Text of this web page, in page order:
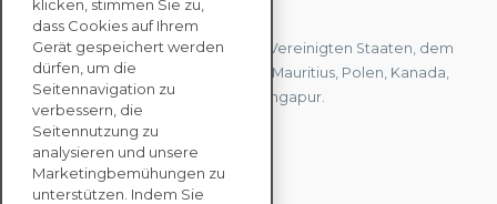
Wir haben Büros in Frankreich, den Vereinigten Staaten, dem
Vereinigten Königreich, Hongkong, Mauritius, Polen, Kanada,
Deutschland, Japan, Spanien und Singapur.
KONTAKTIEREN SIE
UNS
klicken, stimmen Sie zu,
dass Cookies auf Ihrem
Gerät gespeichert werden
dürfen, um die
Seitennavigation zu
verbessern, die
Seitennutzung zu
analysieren und unsere
Marketingbemühungen zu
unterstützen. Indem Sie